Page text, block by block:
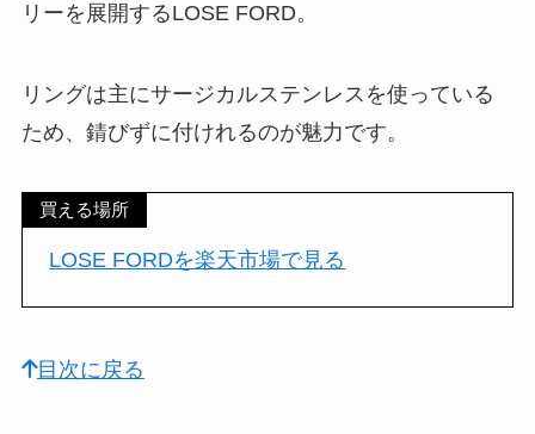
リーを展開するLOSE FORD。
リングは主にサージカルステンレスを使っている
ため、錆びずに付けれるのが魅力です。
買える場所
LOSE FORDを楽天市場で見る
目次に戻る